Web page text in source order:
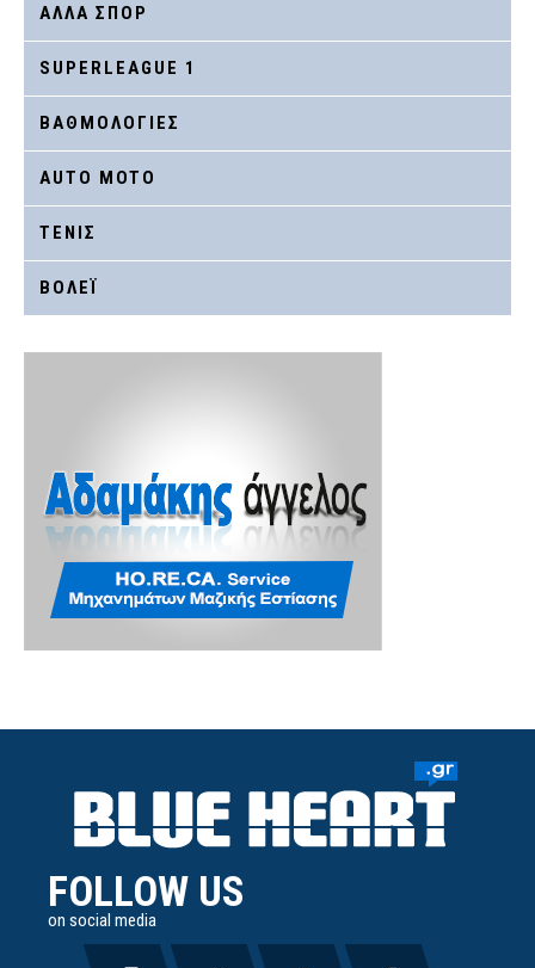
ΑΛΛΑ ΣΠΟΡ
SUPERLEAGUE 1
ΒΑΘΜΟΛΟΓΙΕΣ
AUTO MOTO
ΤΕΝΙΣ
ΒΟΛΕΪ
FOLLOW US
on social media